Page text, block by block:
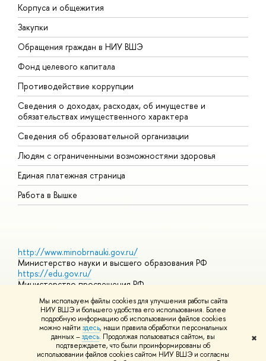
Мы используем файлы cookies для улучшения работы сайта
НИУ ВШЭ и большего удобства его использования. Более
подробную информацию об использовании файлов cookies
можно найти здесь, наши правила обработки персональных
данных –здесь. Продолжая пользоваться сайтом, вы
подтверждаете, что были проинформированы об
использовании файлов cookies сайтом НИУ ВШЭ и согласны
✖
Корпуса и общежития
Закупки
Обращения граждан в НИУ ВШЭ
Фонд целевого капитала
Противодействие коррупции
Сведения о доходах, расходах, об имуществе и
обязательствах имущественного характера
Сведения об образовательной организации
Людям с ограниченными возможностями здоровья
Единая платежная страница
Работа в Вышке
http://www.minobrnauki.gov.ru/
Министерство науки и высшего образования РФ
https://edu.gov.ru/
Министерство просвещения РФ
Массовые открытые онлайн-курсы
© НИУ ВШЭ 1993–2026 Адреса и контактыУсловия
использования материалов Политика конфиденциальности